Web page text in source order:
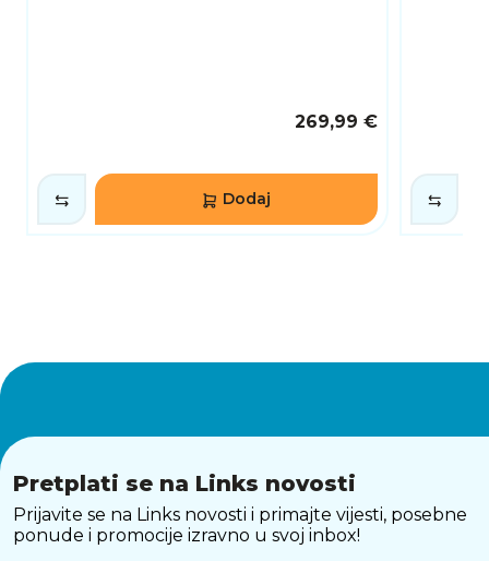
269,99 €
Dodaj
Pretplati se na Links novosti
Prijavite se na Links novosti i primajte vijesti, posebne
ponude i promocije izravno u svoj inbox!